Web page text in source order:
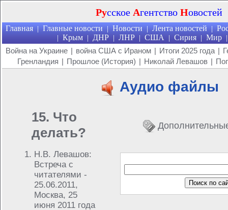
Русское Агентство Новостей
Главная | Главные новости | Новости | Лента новостей |
| Крым | ДНР | ЛНР | США | Сирия | Мир |
Война на Украине | война США с Ираном | Итоги 2025 года |
Гренландия | Прошлое (История) | Николай Левашов |
Аудио файлы
15. Что
делать?
Н.В. Левашов:
Встреча с
читателями -
25.06.2011,
Москва, 25
июня 2011 года